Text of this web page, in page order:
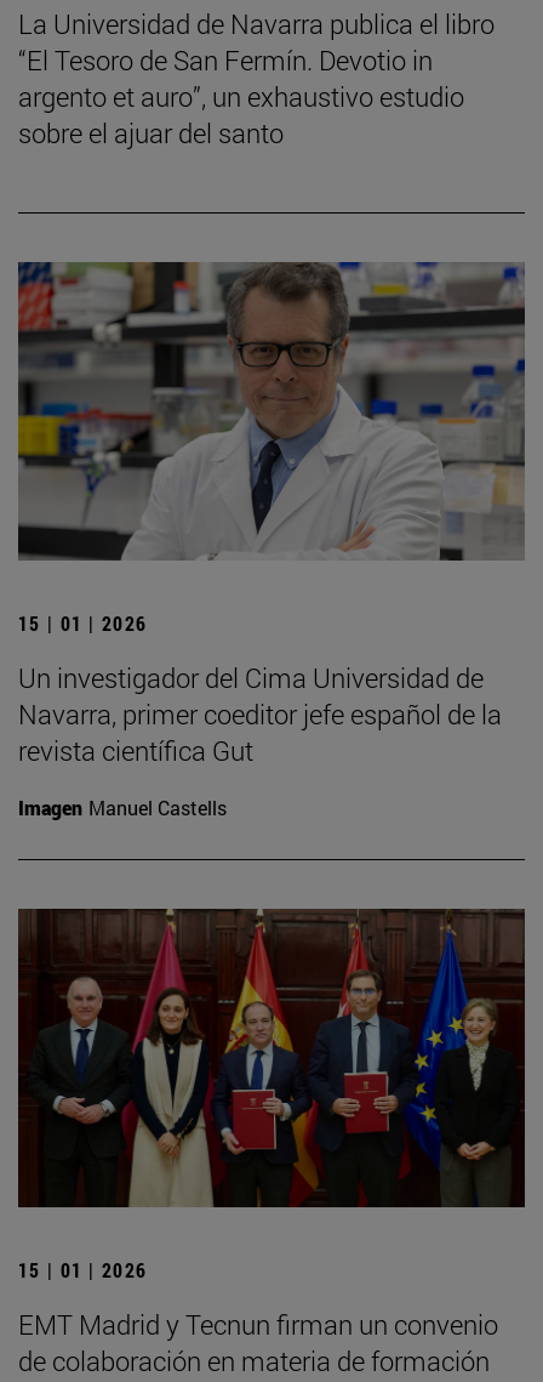
La Universidad de Navarra publica el libro
“El Tesoro de San Fermín. Devotio in
argento et auro”, un exhaustivo estudio
sobre el ajuar del santo
15 | 01 | 2026
Un investigador del Cima Universidad de
Navarra, primer coeditor jefe español de la
revista científica Gut
Imagen Manuel Castells
15 | 01 | 2026
EMT Madrid y Tecnun firman un convenio
de colaboración en materia de formación